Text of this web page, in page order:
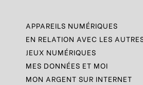
APPAREILS NUMÉRIQUES
EN RELATION AVEC LES
JEUX NUMÉRIQUES
MES DONNÉES ET MOI
MON ARGENT SUR INTERNET